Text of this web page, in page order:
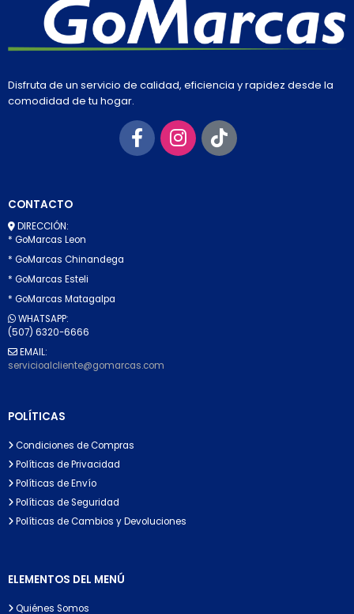
Disfruta de un servicio de calidad, eficiencia y rapidez desde la
comodidad de tu hogar.
CONTACTO
DIRECCIÓN:
* GoMarcas Leon
* GoMarcas Chinandega
* GoMarcas Esteli
* GoMarcas Matagalpa
WHATSAPP:
(507) 6320-6666
EMAIL:
servicioalcliente@gomarcas.com
POLÍTICAS
Condiciones de Compras
Políticas de Privacidad
Políticas de Envío
Políticas de Seguridad
Políticas de Cambios y Devoluciones
ELEMENTOS DEL MENÚ
Quiénes Somos